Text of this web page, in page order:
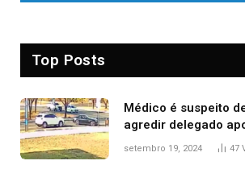
Top Posts
Médico é suspeito
agredir delegado
durante confusão no
setembro 19, 2024 47